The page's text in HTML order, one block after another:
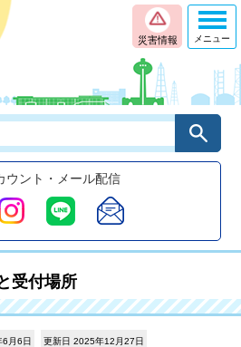
災害情報
ウント・メール配信
メニュー
受付場所
月6日 更新日 2025年12月27日